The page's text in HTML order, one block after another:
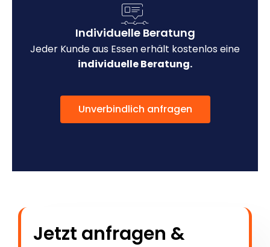
Individuelle Beratung
Jeder Kunde aus Essen erhält kostenlos eine
individuelle Beratung.
Unverbindlich anfragen
Jetzt anfragen &